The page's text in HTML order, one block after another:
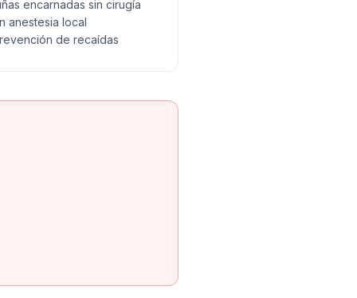
encarnadas sin cirugía
anestesia local
de recaídas